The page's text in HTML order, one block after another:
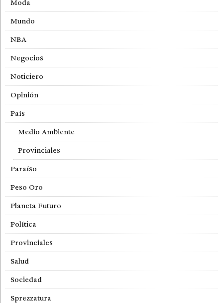
Moda
Mundo
NBA
Negocios
Noticiero
Opinión
País
Medio Ambiente
Provinciales
Paraíso
Peso Oro
Planeta Futuro
Política
Provinciales
Salud
Sociedad
Sprezzatura